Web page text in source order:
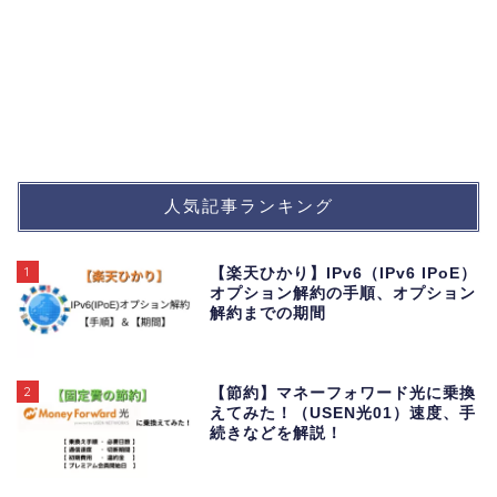
人気記事ランキング
1
【楽天ひかり】IPv6（IPv6 IPoE）
オプション解約の手順、オプション
解約までの期間
2
【節約】マネーフォワード光に乗換
えてみた！（USEN光01）速度、手
続きなどを解説！